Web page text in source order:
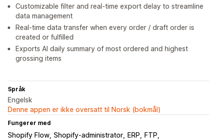
Customizable filter and real-time export delay to streamline
data management
Real-time data transfer when every order / draft order is
created or fulfilled
Exports AI daily summary of most ordered and highest
grossing items
Språk
Engelsk
Denne appen er ikke oversatt til Norsk (bokmål)
Fungerer med
Shopify Flow Shopify-administrator ERP
FTP